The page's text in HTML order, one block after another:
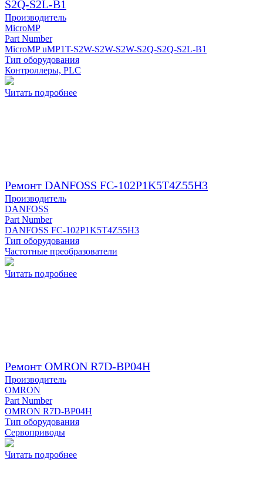
S2Q-S2L-B1
Производитель
MicroMP
Part Number
MicroMP uMP1T-S2W-S2W-S2W-S2Q-S2Q-S2L-B1
Тип оборудования
Контроллеры, PLC
Читать подробнее
Ремонт DANFOSS FC-102P1K5T4Z55H3
Производитель
DANFOSS
Part Number
DANFOSS FC-102P1K5T4Z55H3
Тип оборудования
Частотные преобразователи
Читать подробнее
Ремонт OMRON R7D-BP04H
Производитель
OMRON
Part Number
OMRON R7D-BP04H
Тип оборудования
Сервоприводы
Читать подробнее